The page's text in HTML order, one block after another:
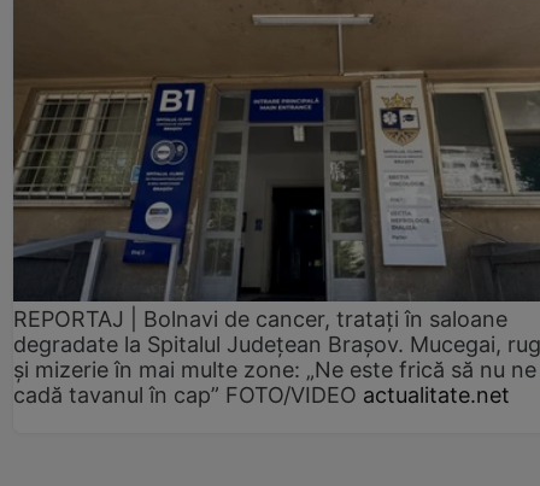
REPORTAJ | Bolnavi de cancer, tratați în saloane
degradate la Spitalul Județean Brașov. Mucegai,
și mizerie în mai multe zone: „Ne este frică să nu ne
cadă tavanul în cap” FOTO/VIDEO actualitate.net